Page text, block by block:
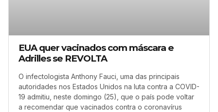
EUA quer vacinados com máscara e
Adrilles se REVOLTA
O infectologista Anthony Fauci, uma das principais
autoridades nos Estados Unidos na luta contra a COVID-
19 admitiu, neste domingo (25), que o país pode voltar
a recomendar que vacinados contra o coronavírus